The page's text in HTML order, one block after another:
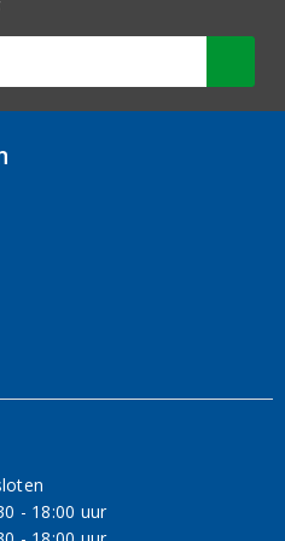
- 18:00 uur